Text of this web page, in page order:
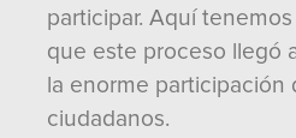
participar. Aquí
que este proceso llegó
la enorme participación
ciudadanos.